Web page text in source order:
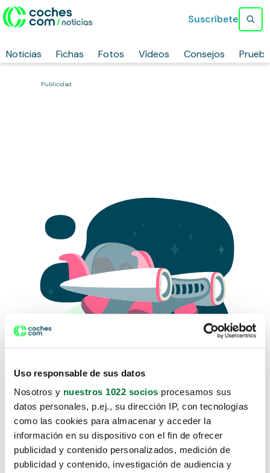
Uso responsable de sus datos
Nosotros y nuestros 1022 socios procesamos sus
datos personales, p.ej., su dirección IP, con tecnologías
como las cookies para almacenar y acceder la
información en su dispositivo con el fin de ofrecer
publicidad y contenido personalizados, medición de
publicidad y contenido, investigación de audiencia y
Noticias Fichas Fotos Vídeos Consejos
Suscríbete
Publicidad
Lo sentimos, no sabemos como
te hemos traido hasta aquí.